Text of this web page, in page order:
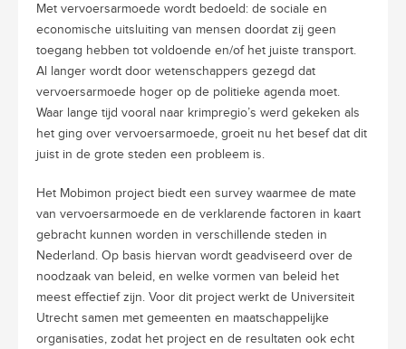
Met vervoersarmoede wordt bedoeld: de sociale en
economische uitsluiting van mensen doordat zij geen
toegang hebben tot voldoende en/of het juiste transport.
Al langer wordt door wetenschappers gezegd dat
vervoersarmoede hoger op de politieke agenda moet.
Waar lange tijd vooral naar krimpregio’s werd gekeken als
het ging over vervoersarmoede, groeit nu het besef dat dit
juist in de grote steden een probleem is.
Het Mobimon project biedt een survey waarmee de mate
van vervoersarmoede en de verklarende factoren in kaart
gebracht kunnen worden in verschillende steden in
Nederland. Op basis hiervan wordt geadviseerd over de
noodzaak van beleid, en welke vormen van beleid het
meest effectief zijn. Voor dit project werkt de Universiteit
Utrecht samen met gemeenten en maatschappelijke
organisaties, zodat het project en de resultaten ook echt